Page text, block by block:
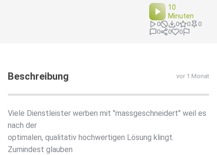
10
Minuten
0 0 0
0
0
0 0
Beschreibung vor 1 Monat
Viele Dienstleister werben mit "massgeschneidert" weil es
nach der
optimalen, qualitativ hochwertigen Lösung klingt.
Zumindest glauben